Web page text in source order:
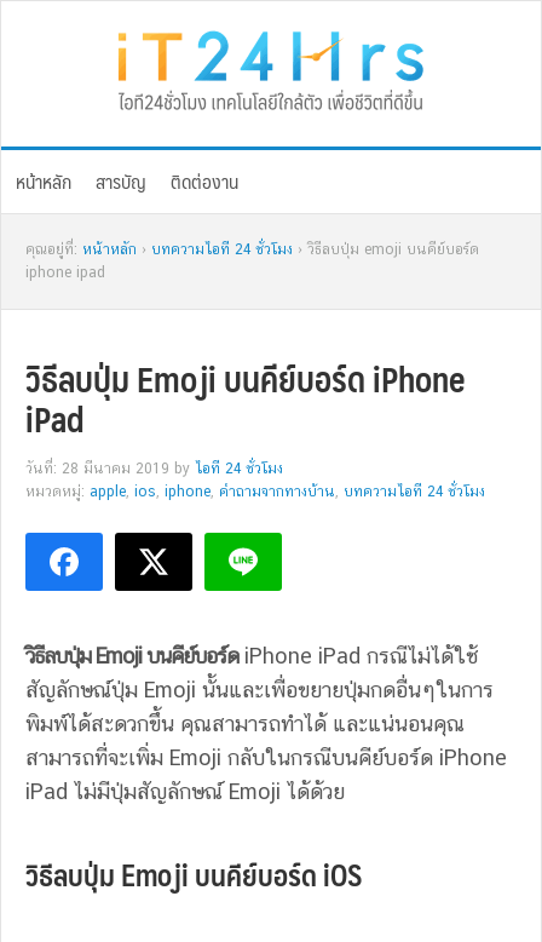
หน้าหลัก สารบัญ ติดต่องาน
คุณอยู่ที่: หน้าหลัก › บทความไอที 24 ชั่วโมง › วิธีลบปุ่ม emoji บนคีย์บอร์ด
iphone ipad
วิธีลบปุ่ม Emoji บนคีย์บอร์ด iPhone
iPad
วันที่: 28 มีนาคม 2019 by ไอที 24 ชั่วโมง
หมวดหมู่: apple, ios, iphone, คำถามจากทางบ้าน, บทความไอที 24 ชั่วโมง
วิธีลบปุ่ม Emoji บนคีย์บอร์ดiPhone iPad กรณีไม่ได้ใช้
สัญลักษณ์ปุ่ม Emoji นั้นและเพื่อขยายปุ่มกดอื่นๆในการ
พิมพ์ได้สะดวกขึ้น คุณสามารถทำได้ และแน่นอนคุณ
สามารถที่จะเพิ่ม Emoji กลับในกรณีบนคีย์บอร์ด iPhone
iPad ไม่มีปุ่มสัญลักษณ์ Emoji ได้ด้วย
วิธีลบปุ่ม Emoji บนคีย์บอร์ด iOS